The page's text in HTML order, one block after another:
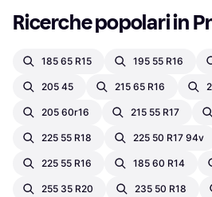
Ricerche popolari in
185 65 R15 195 55 R16
205 45 215 65 R16
205 60r16 215 55 R17
225 55 R18 225 50 R17 94v
225 55 R16 185 60 R14
255 35 R20 235 50 R18